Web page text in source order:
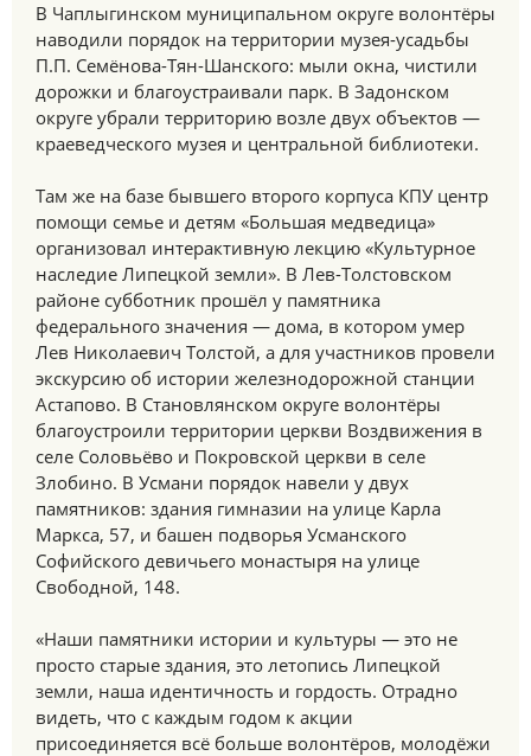
В Чаплыгинском муниципальном округе волонтёры
наводили порядок на территории музея-усадьбы
П.П. Семёнова-Тян-Шанского: мыли окна, чистили
дорожки и благоустраивали парк. В Задонском
округе убрали территорию возле двух объектов —
краеведческого музея и центральной библиотеки.
Там же на базе бывшего второго корпуса КПУ центр
помощи семье и детям «Большая медведица»
организовал интерактивную лекцию «Культурное
наследие Липецкой земли». В Лев-Толстовском
районе субботник прошёл у памятника
федерального значения — дома, в котором умер
Лев Николаевич Толстой, а для участников провели
экскурсию об истории железнодорожной станции
Астапово. В Становлянском округе волонтёры
благоустроили территории церкви Воздвижения в
селе Соловьёво и Покровской церкви в селе
Злобино. В Усмани порядок навели у двух
памятников: здания гимназии на улице Карла
Маркса, 57, и башен подворья Усманского
Софийского девичьего монастыря на улице
Свободной, 148.
«Наши памятники истории и культуры — это не
просто старые здания, это летопись Липецкой
земли, наша идентичность и гордость. Отрадно
видеть, что с каждым годом к акции
присоединяется всё больше волонтёров, молодёжи